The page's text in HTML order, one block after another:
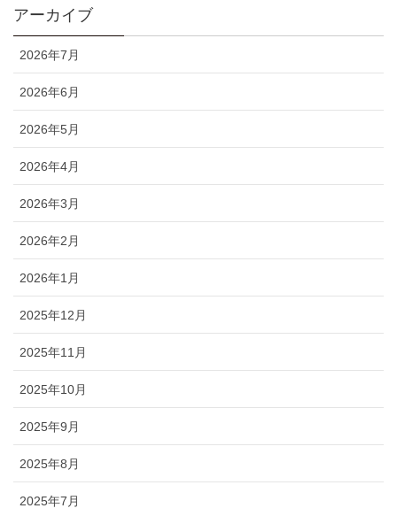
アーカイブ
2026年7月
2026年6月
2026年5月
2026年4月
2026年3月
2026年2月
2026年1月
2025年12月
2025年11月
2025年10月
2025年9月
2025年8月
2025年7月